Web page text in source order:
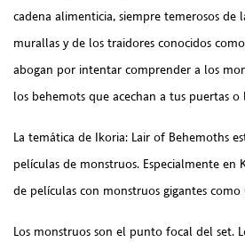
cadena alimenticia, siempre temerosos de
murallas y de los traidores conocidos
abogan por intentar comprender a los
los behemots que acechan a tus puertas
La temática de Ikoria: Lair of Behemoths
películas de monstruos. Especialmente en
de películas con monstruos gigantes como
Los monstruos son el punto focal del set.